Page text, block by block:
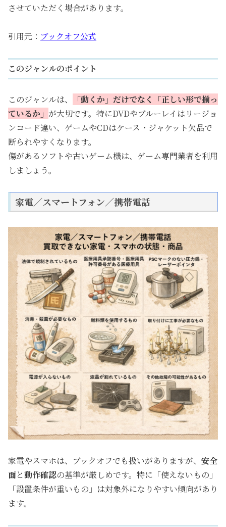
させていただく場合があります。
引用元： ブックオフ公式
このジャンルのポイント
このジャンルは、
「動くか」だけでなく「正しい形で揃っ
ているか」 が大切です。特にDVDやブルーレイはリージョ
ンコード違い、ゲームやCDはケース・ジャケット欠品で
断られやすくなります。
傷があるソフトや古いゲーム機は、ゲーム専門業者を利用
しましょう。
家電／スマートフォン／携帯電話
家電やスマホは、ブックオフでも扱いがありますが、 安全
面と動作確認の基準が厳しめです。特に「使えないもの」
「設置条件が重いもの」は対象外になりやすい傾向があり
ます。